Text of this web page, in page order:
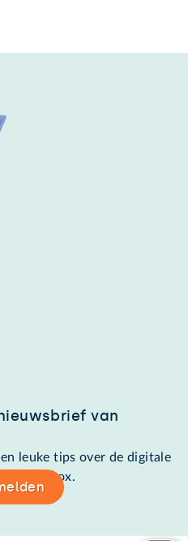
van
leuke tips over de digitale
de mailbox.